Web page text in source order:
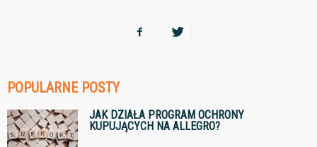
POPULARNE POSTY
JAK DZIAŁA PROGRAM OCHRONY
KUPUJĄCYCH NA ALLEGRO?